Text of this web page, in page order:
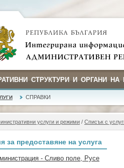
СТРУКТУРИ И ОРГАНИ НА
СПРАВКИ
услуги и режими / Списък с
за предоставяне на услуга
- Сливо поле, Русе